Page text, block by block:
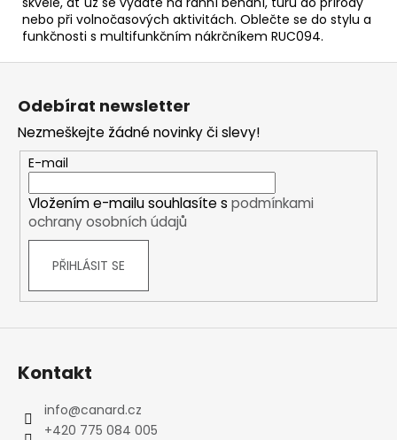
nebo při volnočasových aktivitách. Oblečte se do stylu a
funkčnosti s multifunkčním nákrčníkem RUC094.
Z
Odebírat newsletter
Nezmeškejte žádné novinky či slevy!
E-mail
Vložením e-mailu souhlasíte s podmínkami
ochrany osobních údajů
PŘIHLÁSIT SE
Kontakt
info@canard.cz
+420 775 084 005